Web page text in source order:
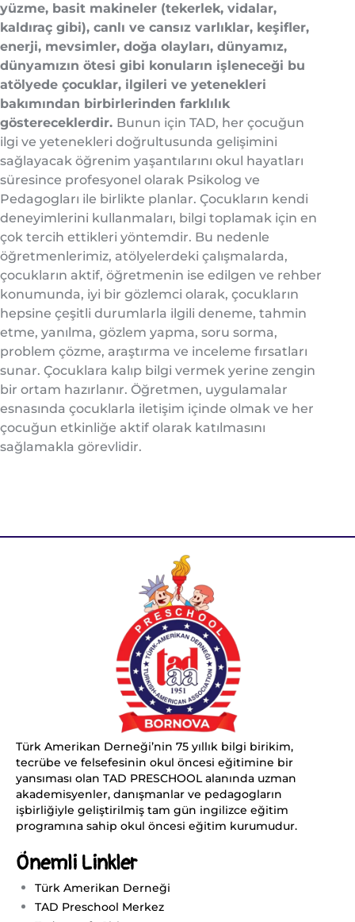
yüzme, basit makineler (tekerlek, vidalar,
kaldıraç gibi), canlı ve cansız varlıklar, keşifler,
enerji, mevsimler, doğa olayları, dünyamız,
dünyamızın ötesi gibi konuların işleneceği bu
atölyede çocuklar, ilgileri ve yetenekleri
bakımından birbirlerinden farklılık
göstereceklerdir. Bunun için TAD, her çocuğun
ilgi ve yetenekleri doğrultusunda gelişimini
sağlayacak öğrenim yaşantılarını okul hayatları
süresince profesyonel olarak Psikolog ve
Pedagogları ile birlikte planlar. Çocukların kendi
deneyimlerini kullanmaları, bilgi toplamak için en
çok tercih ettikleri yöntemdir. Bu nedenle
öğretmenlerimiz, atölyelerdeki çalışmalarda,
çocukların aktif, öğretmenin ise edilgen ve rehber
konumunda, iyi bir gözlemci olarak, çocukların
hepsine çeşitli durumlarla ilgili deneme, tahmin
etme, yanılma, gözlem yapma, soru sorma,
problem çözme, araştırma ve inceleme fırsatları
sunar. Çocuklara kalıp bilgi vermek yerine zengin
bir ortam hazırlanır. Öğretmen, uygulamalar
esnasında çocuklarla iletişim içinde olmak ve her
çocuğun etkinliğe aktif olarak katılmasını
sağlamakla görevlidir.
Türk Amerikan Derneği’nin 75 yıllık bilgi birikim,
tecrübe ve felsefesinin okul öncesi eğitimine bir
yansıması olan TAD PRESCHOOL alanında uzman
akademisyenler, danışmanlar ve pedagogların
işbirliğiyle geliştirilmiş tam gün ingilizce eğitim
programına sahip okul öncesi eğitim kurumudur.
Önemli Linkler
Türk Amerikan Derneği
TAD Preschool Merkez